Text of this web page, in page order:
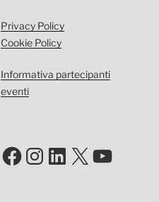
Privacy Policy
Cookie Policy
Informativa partecipanti
eventi
Facebook
Instagram
LinkedIn
X